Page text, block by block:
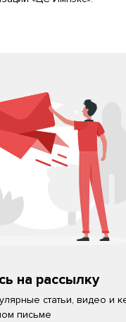
на рассылку
статьи, видео и
письме